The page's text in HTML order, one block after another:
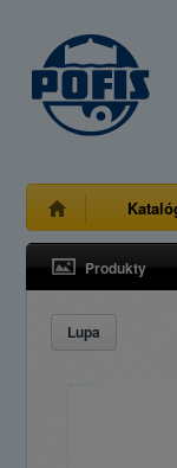
Produkty
Lupa